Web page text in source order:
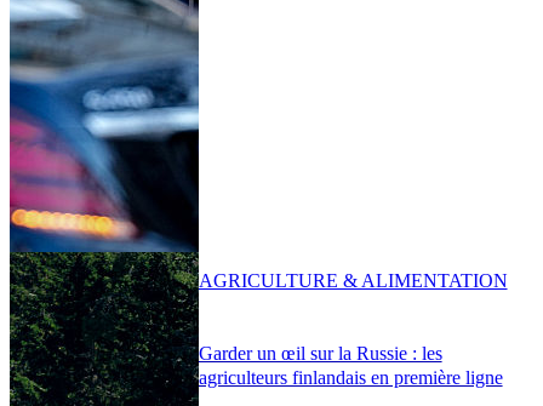
Garder un œil sur la Russie : les
agriculteurs finlandais en première ligne
AGRICULTURE & ALIMENTATION